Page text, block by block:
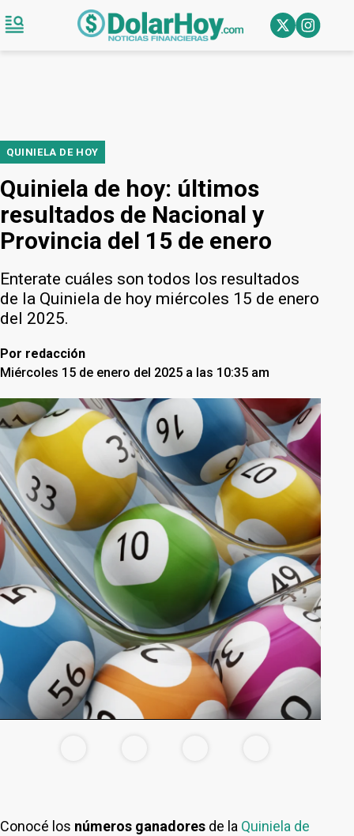
QUINIELA DE HOY
Quiniela de hoy: últimos
resultados de Nacional y
Provincia del 15 de enero
Enterate cuáles son todos los resultados
de la Quiniela de hoy miércoles 15 de enero
del 2025.
Por redacción
Miércoles 15 de enero del 2025 a las 10:35 am
Conocé los números ganadores de la Quiniela de